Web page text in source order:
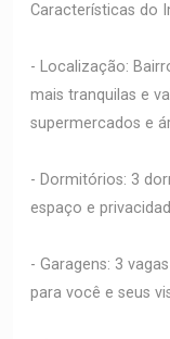
Características do
- Localização:
mais tranquilas e
supermercados e
- Dormitórios: 3
espaço e
- Garagens: 3
para você e seus